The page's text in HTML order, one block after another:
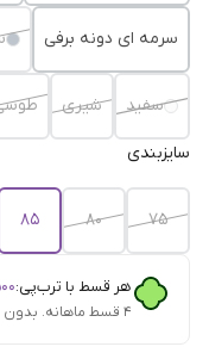
سرمه ای دونه برفی
سفید شیری
سایزبندی
75
80
85
هر قسط با ترب‌پی:
۴ قسط ماهانه. بدون سود، چک و ضامن.